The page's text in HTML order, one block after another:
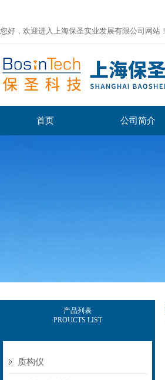
您好，欢迎进入上海保圣实业发展有限公司网站！
首页 公司简介
产品列表
PROUCTS LIST
质构仪